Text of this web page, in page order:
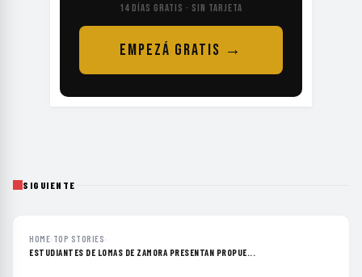
14 DÍAS GRATIS · SIN TARJETA
EMPEZÁ GRATIS →
SIGUIENTE
HOME› TOP STORIES›
ESTUDIANTES DE LOMAS DE ZAMORA PRESENTAN PROPUE...